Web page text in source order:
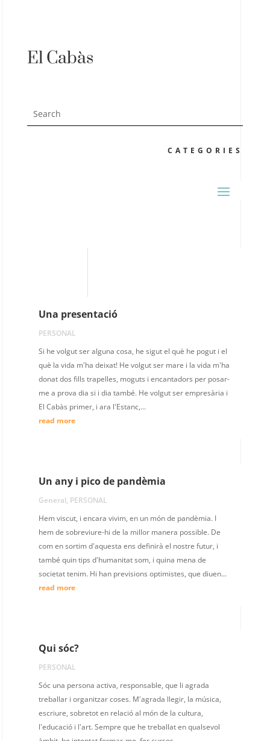
El Cabàs
CATEGORIES
Una presentació
PERSONAL
Si he volgut ser alguna cosa, he sigut el què he pogut i el
què la vida m'ha deixat! He volgut ser mare i la vida m'ha
donat dos fills trapelles, moguts i encantadors per posar-
me a prova dia si i dia també. He volgut ser empresària i
El Cabàs primer, i ara l'Estanc,...
read more
Un any i pico de pandèmia
General, PERSONAL
Hem viscut, i encara vivim, en un món de pandèmia. I
hem de sobreviure-hi de la millor manera possible. De
com en sortim d'aquesta ens definirà el nostre futur, i
també quin tips d'humanitat som, i quina mena de
societat tenim. Hi han previsions optimistes, que diuen...
read more
Qui sóc?
PERSONAL
Sóc una persona activa, responsable, que li agrada
treballar i organitzar coses. M'agrada llegir, la música,
escriure, sobretot en relació al món de la cultura,
l'educació i l'art. Sempre que he treballat en qualsevol